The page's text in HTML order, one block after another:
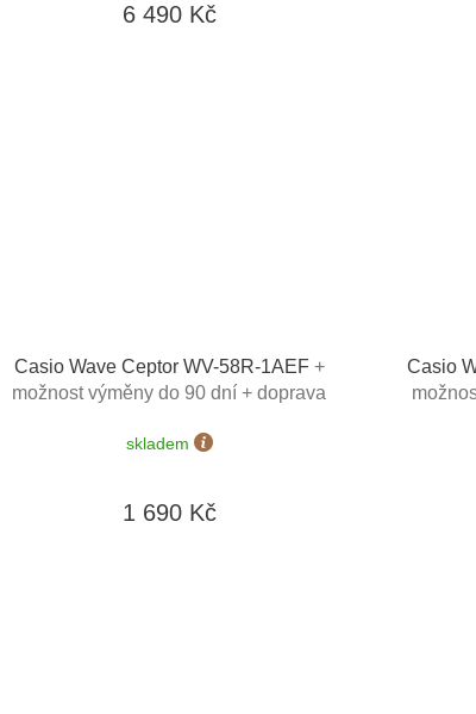
6 490 Kč
Casio Wave Ceptor WV-58R-1AEF +
možnost výměny do 90 dní + doprava
skladem
1 690 Kč
Casio